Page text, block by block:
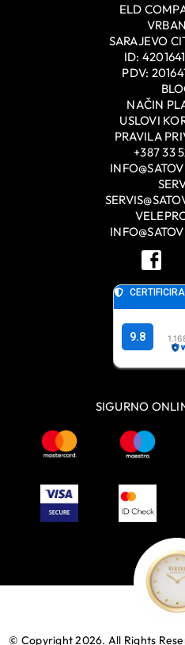
ELD
SARAJEVO
ID:
PDV:
NAČIN
USLOVI
PRAVILA
+387 33
SIGURNO
© Copyright 2026. All Rights